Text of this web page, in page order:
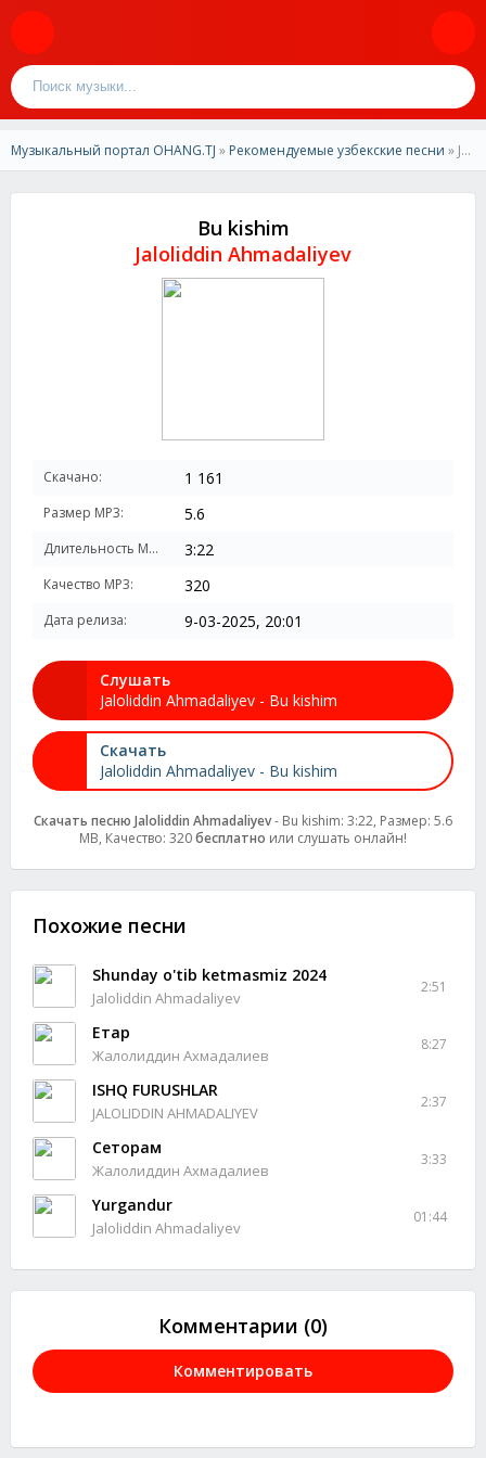
Музыкальный портал OHANG.TJ » Рекомендуемые узбекские песни » Jaloliddin Ahmadaliyev - Bu kishim
Bu kishim
Jaloliddin Ahmadaliyev
Скачано: 1 161
Размер MP3: 5.6
Длительность MP3: 3:22
Качество MP3: 320
Дата релиза: 9-03-2025, 20:01
Слушать
Jaloliddin Ahmadaliyev - Bu kishim
Скачать
Jaloliddin Ahmadaliyev - Bu kishim
Скачать песню Jaloliddin Ahmadaliyev- Bu kishim: 3:22, Размер: 5.6
MB, Качество: 320бесплатно или слушать онлайн!
Похожие песни
Shunday o'tib ketmasmiz 2024
Jaloliddin Ahmadaliyev
2:51
Етар
Жалолиддин Ахмадалиев
8:27
ISHQ FURUSHLAR
JALOLIDDIN AHMADALIYEV
2:37
Сеторам
Жалолиддин Ахмадалиев
3:33
Yurgandur
Jaloliddin Ahmadaliyev
01:44
Комментарии (0)
Комментировать